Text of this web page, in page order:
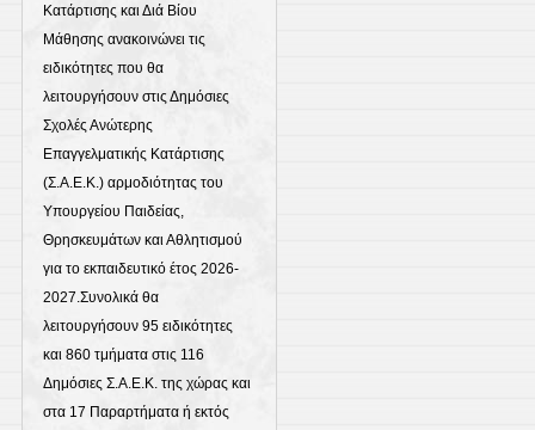
Κατάρτισης και Διά Βίου
Μάθησης ανακοινώνει τις
ειδικότητες που θα
λειτουργήσουν στις Δημόσιες
Σχολές Ανώτερης
Επαγγελματικής Κατάρτισης
(Σ.Α.Ε.Κ.) αρμοδιότητας του
Υπουργείου Παιδείας,
Θρησκευμάτων και Αθλητισμού
για το εκπαιδευτικό έτος 2026-
2027.Συνολικά θα
λειτουργήσουν 95 ειδικότητες
και 860 τμήματα στις 116
Δημόσιες Σ.Α.Ε.Κ. της χώρας και
στα 17 Παραρτήματα ή εκτός